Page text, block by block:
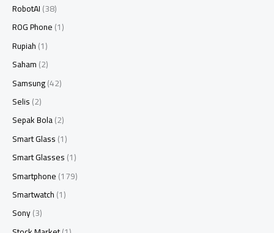
RobotAI(38)
ROG Phone(1)
Rupiah(1)
Saham(2)
Samsung(42)
Selis(2)
Sepak Bola(2)
Smart Glass(1)
Smart Glasses(1)
Smartphone(179)
Smartwatch(1)
Sony(3)